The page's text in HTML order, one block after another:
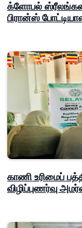
க்ளோபல் ஸ்ரீலங்கன்
பிரான்ஸ்
காணி உரிமைப்
விழிப்புணர்வு